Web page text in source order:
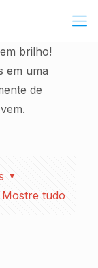
brilho!
em uma
de
Mostre tudo